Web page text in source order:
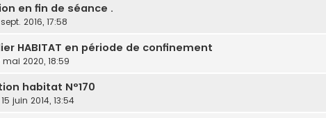
en fin de séance .
2016, 17:58
HABITAT en période de confinement
mai 2020, 18:59
habitat N°170
juin 2014, 13:54